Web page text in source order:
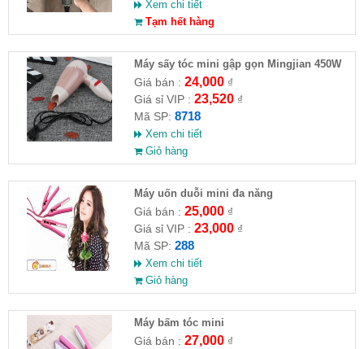
Xem chi tiết
Tạm hết hàng
Máy sấy tóc mini gập gọn Mingjian 450W
Giá bán : 24,000₫
Giá sỉ VIP : 23,520₫
Mã SP: 8718
Xem chi tiết
Giỏ hàng
Máy uốn duỗi mini đa năng
Giá bán : 25,000₫
Giá sỉ VIP : 23,000₫
Mã SP: 288
Xem chi tiết
Giỏ hàng
Máy bấm tóc mini
Giá bán : 27,000₫